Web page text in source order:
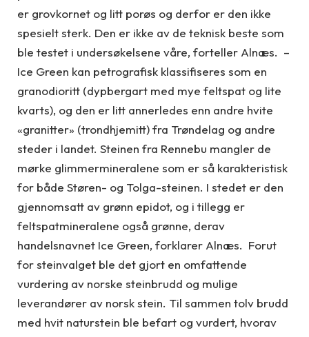
er grovkornet og litt porøs og derfor er den ikke
spesielt sterk. Den er ikke av de teknisk beste som
ble testet i undersøkelsene våre, forteller Alnæs. –
Ice Green kan petrografisk klassifiseres som en
granodioritt (dypbergart med mye feltspat og lite
kvarts), og den er litt annerledes enn andre hvite
«granitter» (trondhjemitt) fra Trøndelag og andre
steder i landet. Steinen fra Rennebu mangler de
mørke glimmermineralene som er så karakteristisk
for både Støren- og Tolga-steinen. I stedet er den
gjennomsatt av grønn epidot, og i tillegg er
feltspatmineralene også grønne, derav
handelsnavnet Ice Green, forklarer Alnæs. Forut
for steinvalget ble det gjort en omfattende
vurdering av norske steinbrudd og mulige
leverandører av norsk stein. Til sammen tolv brudd
med hvit naturstein ble befart og vurdert, hvorav